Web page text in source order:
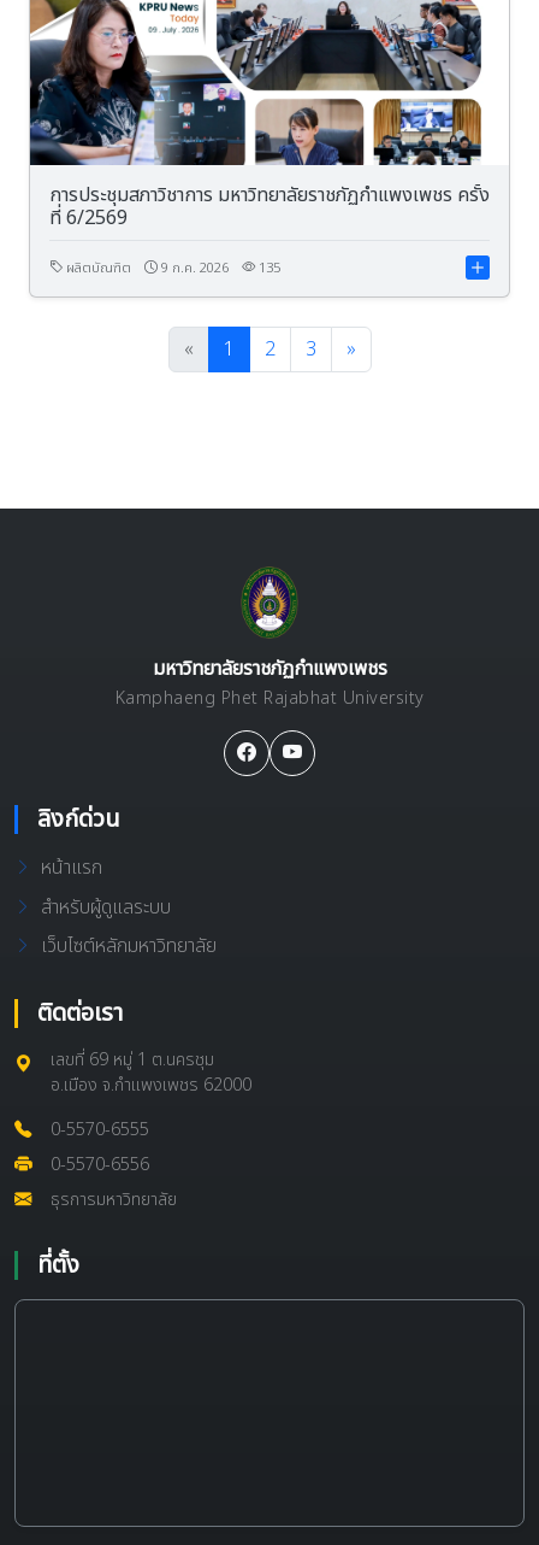
การประชุมสภาวิชาการ มหาวิทยาลัยราชภัฏกำแพงเพชร ครั้ง
ที่ 6/2569
ผลิตบัณฑิต 9 ก.ค. 2026 135
« 1 2 3 »
มหาวิทยาลัยราชภัฏกำแพงเพชร
Kamphaeng Phet Rajabhat University
ลิงก์ด่วน
หน้าแรก
สำหรับผู้ดูแลระบบ
เว็บไซต์หลักมหาวิทยาลัย
ติดต่อเรา
เลขที่ 69 หมู่ 1 ต.นครชุม
อ.เมือง จ.กำแพงเพชร 62000
0-5570-6555
0-5570-6556
ธุรการมหาวิทยาลัย
ที่ตั้ง